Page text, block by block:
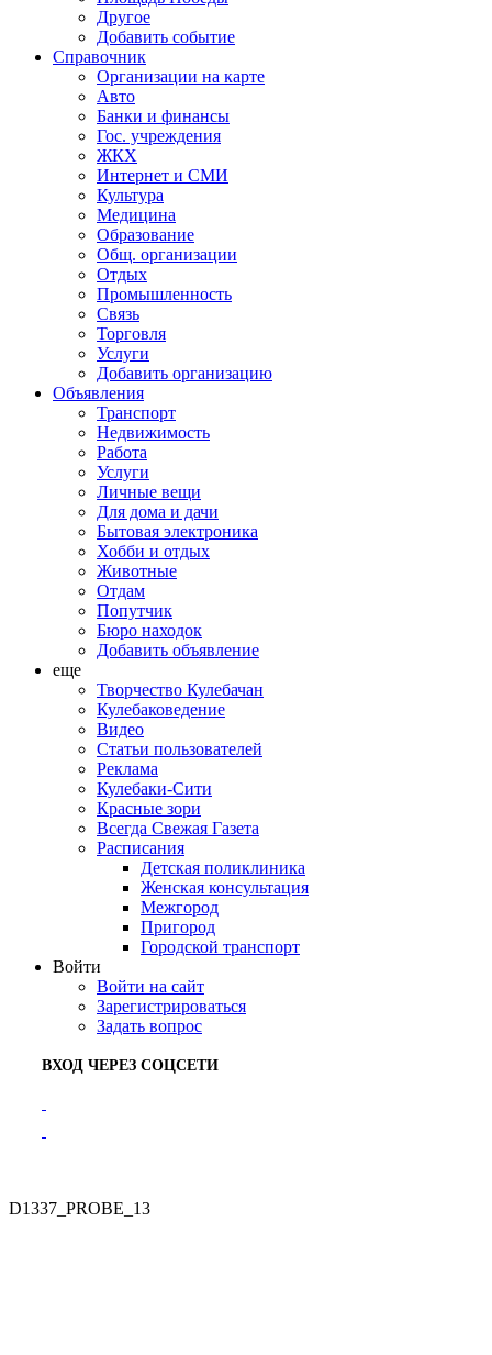
Другое
Добавить событие
Справочник
Организации на карте
Авто
Банки и финансы
Гос. учреждения
ЖКХ
Интернет и СМИ
Культура
Медицина
Образование
Общ. организации
Отдых
Промышленность
Связь
Торговля
Услуги
Добавить организацию
Объявления
Транспорт
Недвижимость
Работа
Услуги
Личные вещи
Для дома и дачи
Бытовая электроника
Хобби и отдых
Животные
Отдам
Попутчик
Бюро находок
Добавить объявление
еще
Творчество Кулебачан
Кулебаковедение
Видео
Статьи пользователей
Реклама
Кулебаки-Сити
Красные зори
Всегда Свежая Газета
Расписания
Детская поликлиника
Женская консультация
Межгород
Пригород
Городской транспорт
Войти
Войти на сайт
Зарегистрироваться
Задать вопрос
ВХОД ЧЕРЕЗ СОЦСЕТИ